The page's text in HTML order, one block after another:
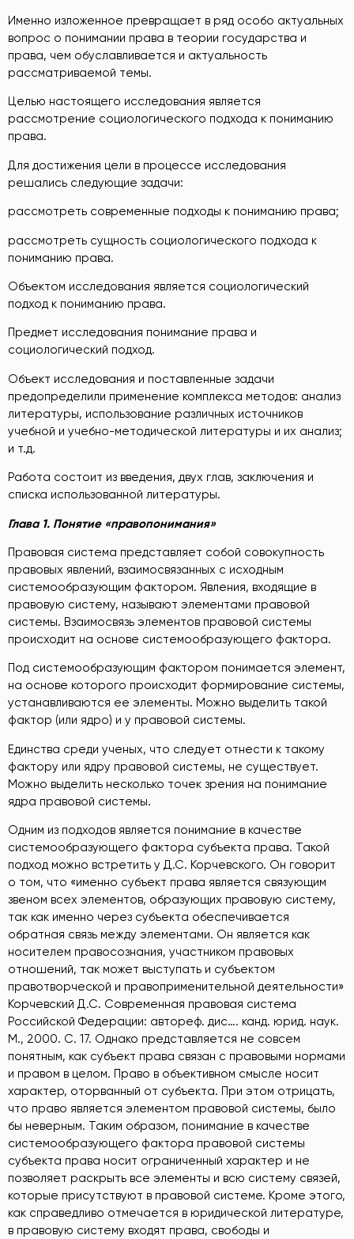
Именно изложенное превращает в ряд особо актуальных
вопрос о понимании права в теории государства и
права, чем обуславливается и актуальность
рассматриваемой темы.
Целью настоящего исследования является
рассмотрение социологического подхода к пониманию
права.
Для достижения цели в процессе исследования
решались следующие задачи:
рассмотреть современные подходы к пониманию права;
рассмотреть сущность социологического подхода к
пониманию права.
Объектом исследования является социологический
подход к пониманию права.
Предмет исследования понимание права и
социологический подход.
Объект исследования и поставленные задачи
предопределили применение комплекса методов: анализ
литературы, использование различных источников
учебной и учебно-методической литературы и их анализ;
и т.д.
Работа состоит из введения, двух глав, заключения и
списка использованной литературы.
Глава 1. Понятие «правопонимания»
Правовая система представляет собой совокупность
правовых явлений, взаимосвязанных с исходным
системообразующим фактором. Явления, входящие в
правовую систему, называют элементами правовой
системы. Взаимосвязь элементов правовой системы
происходит на основе системообразующего фактора.
Под системообразующим фактором понимается элемент,
на основе которого происходит формирование системы,
устанавливаются ее элементы. Можно выделить такой
фактор (или ядро) и у правовой системы.
Единства среди ученых, что следует отнести к такому
фактору или ядру правовой системы, не существует.
Можно выделить несколько точек зрения на понимание
ядра правовой системы.
Одним из подходов является понимание в качестве
системообразующего фактора субъекта права. Такой
подход можно встретить у Д.С. Корчевского. Он говорит
о том, что «именно субъект права является связующим
звеном всех элементов, образующих правовую систему,
так как именно через субъекта обеспечивается
обратная связь между элементами. Он является как
носителем правосознания, участником правовых
отношений, так может выступать и субъектом
правотворческой и правоприменительной деятельности»
Корчевский Д.С. Современная правовая система
Российской Федерации: автореф. дис…. канд. юрид. наук.
М., 2000. С. 17. Однако представляется не совсем
понятным, как субъект права связан с правовыми нормами
и правом в целом. Право в объективном смысле носит
характер, оторванный от субъекта. При этом отрицать,
что право является элементом правовой системы, было
бы неверным. Таким образом, понимание в качестве
системообразующего фактора правовой системы
субъекта права носит ограниченный характер и не
позволяет раскрыть все элементы и всю систему связей,
которые присутствуют в правовой системе. Кроме этого,
как справедливо отмечается в юридической литературе,
в правовую систему входят права, свободы и